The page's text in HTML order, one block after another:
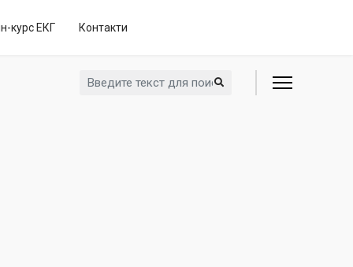
курс ЕКГ Контакти
Искать...